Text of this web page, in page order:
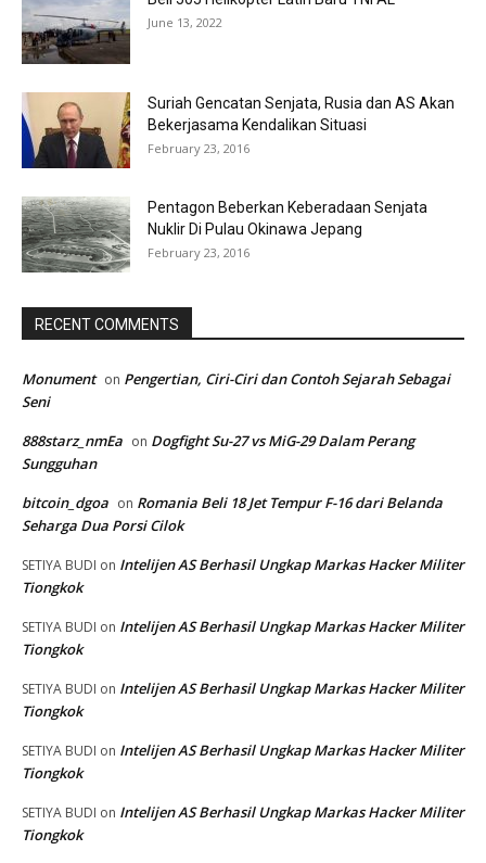
June 13, 2022
Suriah Gencatan Senjata, Rusia dan AS Akan
Bekerjasama Kendalikan Situasi
February 23, 2016
Pentagon Beberkan Keberadaan Senjata
Nuklir Di Pulau Okinawa Jepang
February 23, 2016
RECENT COMMENTS
Monument on Pengertian, Ciri-Ciri dan Contoh Sejarah Sebagai
Seni
888starz_nmEa on Dogfight Su-27 vs MiG-29 Dalam Perang
Sungguhan
bitcoin_dgoa on Romania Beli 18 Jet Tempur F-16 dari Belanda
Seharga Dua Porsi Cilok
SETIYA BUDI on Intelijen AS Berhasil Ungkap Markas Hacker Militer
Tiongkok
SETIYA BUDI on Intelijen AS Berhasil Ungkap Markas Hacker Militer
Tiongkok
SETIYA BUDI on Intelijen AS Berhasil Ungkap Markas Hacker Militer
Tiongkok
SETIYA BUDI on Intelijen AS Berhasil Ungkap Markas Hacker Militer
Tiongkok
SETIYA BUDI on Intelijen AS Berhasil Ungkap Markas Hacker Militer
Tiongkok